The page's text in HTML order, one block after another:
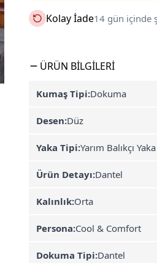
Kolay İade14 gün içinde
ÜRÜN BILGILERI
Kumaş Tipi:Dokuma
Desen:Düz
Yaka Tipi:Yarım Balıkçı Yaka
Ürün Detayı:Dantel
Kalınlık:Orta
Persona:Cool & Comfort
Dokuma Tipi:Dantel